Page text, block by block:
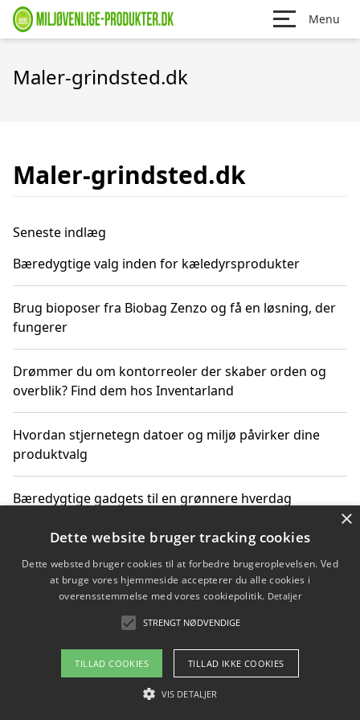
Menu
Maler-grindsted.dk
Maler-grindsted.dk
Seneste indlæg
Bæredygtige valg inden for kæledyrsprodukter
Brug bioposer fra Biobag Zenzo og få en løsning, der
fungerer
Drømmer du om kontorreoler der skaber orden og
overblik? Find dem hos Inventarland
Hvordan stjernetegn datoer og miljø påvirker dine
produktvalg
Bæredygtige gadgets til en grønnere hverdag
Copyright 2026 - Pilanto Aps
Om / kontakt
Blog Betingelser
×
Dette website bruger tracking cookies
Dette websted bruger cookies til at forbedre brugeroplevelsen. Ved
at bruge vores hjemmeside accepterer du alle cookies i
overensstemmelse med vores cookiepolitik. Detaljer
STRENGT NØDVENDIGE
TILLAD COOKIES TILLAD IKKE COOKIES
VIS DETALJER